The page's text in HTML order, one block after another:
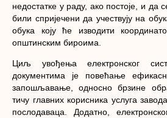
недостатке у раду, ако постоје, и да
били спријечени да учествују на
обука коју ће изводити
општинским бироима.
Циљ увођења електронског
документима је повећање
запошљавање, односно брзине
тичу главних корисника услуга
послодаваца. Додатно,